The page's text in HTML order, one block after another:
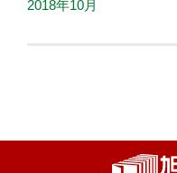
2018年10月